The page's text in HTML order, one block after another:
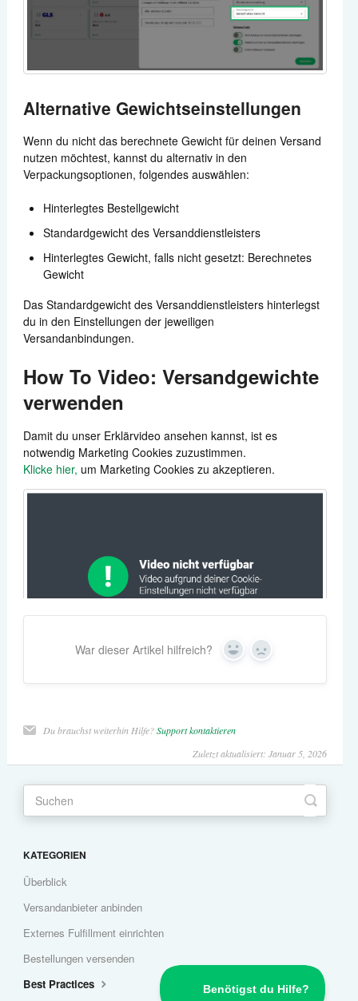
Alternative Gewichtseinstellungen
Wenn du nicht das berechnete Gewicht für deinen Versand
nutzen möchtest, kannst du alternativ in den
Verpackungsoptionen, folgendes auswählen:
Hinterlegtes Bestellgewicht
Standardgewicht des Versanddienstleisters
Hinterlegtes Gewicht, falls nicht gesetzt: Berechnetes
Gewicht
Das Standardgewicht des Versanddienstleisters hinterlegst
du in den Einstellungen der jeweiligen
Versandanbindungen.
How To Video: Versandgewichte
verwenden
Damit du unser Erklärvideo ansehen kannst, ist es
notwendig Marketing Cookies zuzustimmen.
Klicke hier, um Marketing Cookies zu akzeptieren.
War dieser Artikel hilfreich? Yes No
Du brauchst weiterhin Hilfe?Support kontaktieren
Zuletzt aktualisiert: Januar 5, 2026
KATEGORIEN
Überblick
Versandanbieter anbinden
Externes Fulfillment einrichten
Bestellungen versenden
Best Practices